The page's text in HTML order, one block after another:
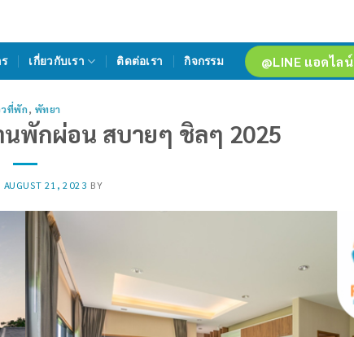
เกี่ยวกับเรา ติดต่อเรา กิจกรรม @LINE แอดไลน์
วที่พัก, พัทยา
นพักผ่อน สบายๆ ชิลๆ 2025
AUGUST 21, 2023 BY